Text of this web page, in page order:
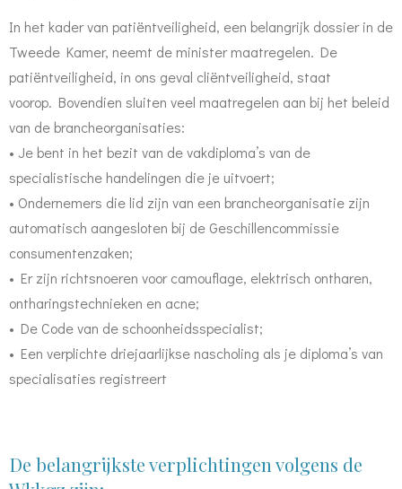
In het kader van patiëntveiligheid, een belangrijk dossier in de
Tweede Kamer, neemt de minister maatregelen. De
patiëntveiligheid, in ons geval cliëntveiligheid, staat
voorop. Bovendien sluiten veel maatregelen aan bij het beleid
van de brancheorganisaties:
• Je bent in het bezit van de vakdiploma’s van de
specialistische handelingen die je uitvoert;
• Ondernemers die lid zijn van een brancheorganisatie zijn
automatisch aangesloten bij de Geschillencommissie
consumentenzaken;
• Er zijn richtsnoeren voor camouflage, elektrisch ontharen,
ontharingstechnieken en acne;
• De Code van de schoonheidsspecialist;
• Een verplichte driejaarlijkse nascholing als je diploma’s van
specialisaties registreert
De belangrijkste verplichtingen volgens de